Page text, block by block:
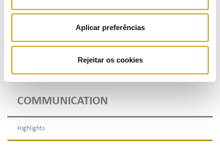
Aplicar preferências
Rejeitar os cookies
COMMUNICATION
Highlights